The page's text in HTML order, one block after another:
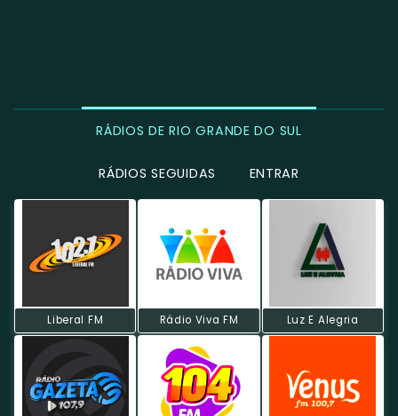
RÁDIOS DE RIO GRANDE DO SUL
RÁDIOS SEGUIDAS ENTRAR
Liberal FM Rádio Viva FM Luz E Alegria